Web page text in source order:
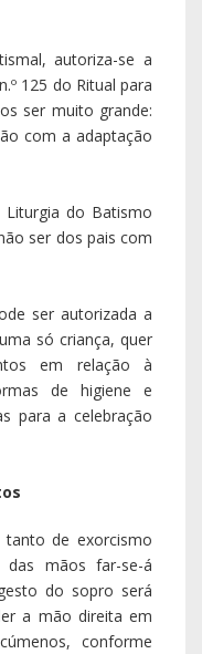
autoriza-se a
125 do Ritual para
ser muito grande:
com a adaptação
do Batismo
ser dos pais com
ser autorizada a
só criança, quer
em relação à
de higiene e
para a celebração
de exorcismo
mãos far-se-á
do sopro será
a mão direita em
conforme